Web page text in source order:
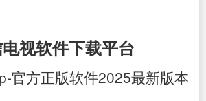
视软件下载平台
官方正版软件2025最新版本